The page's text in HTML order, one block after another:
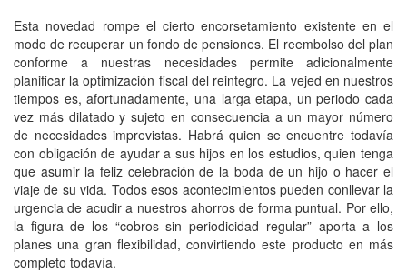
Esta novedad rompe el cierto encorsetamiento existente en el
modo de recuperar un fondo de pensiones. El reembolso del plan
conforme a nuestras necesidades permite adicionalmente
planificar la optimización fiscal del reintegro. La vejed en nuestros
tiempos es, afortunadamente, una larga etapa, un periodo cada
vez más dilatado y sujeto en consecuencia a un mayor número
de necesidades imprevistas. Habrá quien se encuentre todavía
con obligación de ayudar a sus hijos en los estudios, quien tenga
que asumir la feliz celebración de la boda de un hijo o hacer el
viaje de su vida. Todos esos acontecimientos pueden conllevar la
urgencia de acudir a nuestros ahorros de forma puntual. Por ello,
la figura de los “cobros sin periodicidad regular” aporta a los
planes una gran flexibilidad, convirtiendo este producto en más
completo todavía.